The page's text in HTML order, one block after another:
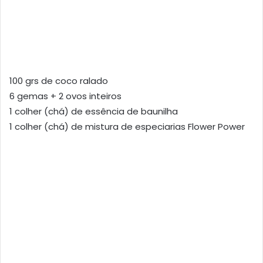
100 grs de coco ralado
6 gemas + 2 ovos inteiros
1 colher (chá) de essência de baunilha
1 colher (chá) de mistura de especiarias Flower Power